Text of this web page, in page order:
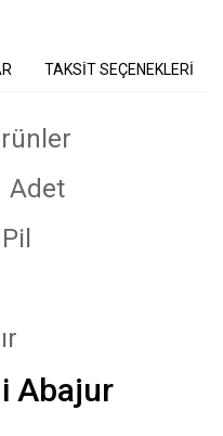
TAKSİT SEÇENEKLERİ
Adet